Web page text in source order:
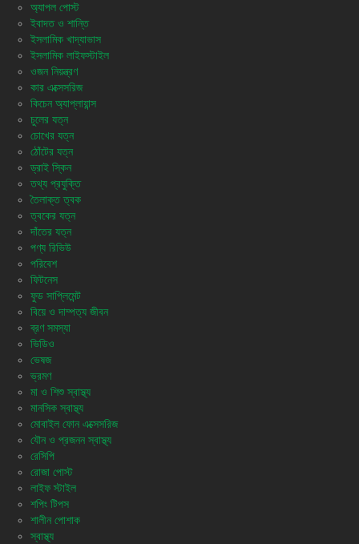
অ্যাপল পোস্ট
ইবাদত ও শান্তি
ইসলামিক খাদ্যাভাস
ইসলামিক লাইফস্টাইল
ওজন নিয়ন্ত্রণ
কার এক্সেসরিজ
কিচেন অ্যাপ্লায়ান্স
চুলের যত্ন
চোখের যত্ন
ঠোঁটের যত্ন
ড্রাই স্কিন
তথ্য প্রযুক্তি
তৈলাক্ত ত্বক
ত্বকের যত্ন
দাঁতের যত্ন
পণ্য রিভিউ
পরিবেশ
ফিটনেস
ফুড সাপ্লিমেন্ট
বিয়ে ও দাম্পত্য জীবন
ব্রণ সমস্যা
ভিডিও
ভেষজ
ভ্রমণ
মা ও শিশু স্বাস্থ্য
মানসিক স্বাস্থ্য
মোবাইল ফোন এক্সেসরিজ
যৌন ও প্রজনন স্বাস্থ্য
রেসিপি
রোজা পোস্ট
লাইফ স্টাইল
শপিং টিপস
শালীন পোশাক
স্বাস্থ্য